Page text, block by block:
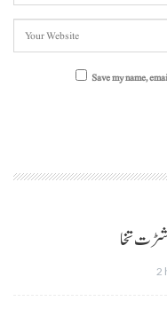
Save my name,
2